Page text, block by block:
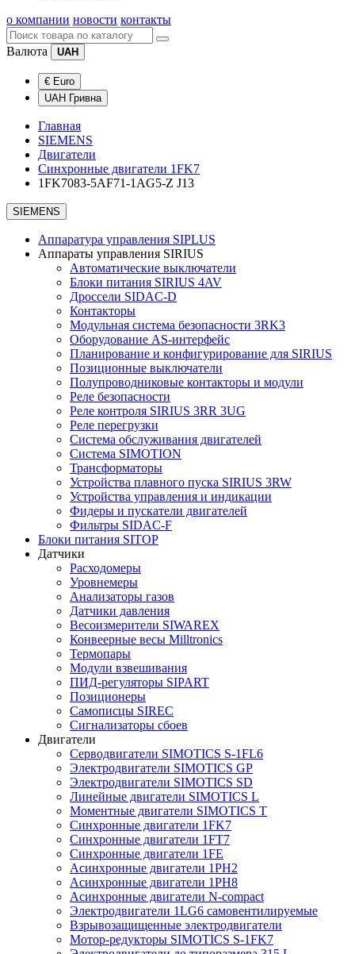
о компании новости контакты
Валюта UAH
€ Euro
UAH Гривна
Главная
SIEMENS
Двигатели
Синхронные двигатели 1FK7
1FK7083-5AF71-1AG5-Z J13
SIEMENS
Аппаратура управления SIPLUS
Аппараты управления SIRIUS
Автоматические выключатели
Блоки питания SIRIUS 4AV
Дроссели SIDAC-D
Контакторы
Модульная система безопасности 3RK3
Оборудование AS-интерфейс
Планирование и конфигурирование для SIRIUS
Позиционные выключатели
Полупроводниковые контакторы и модули
Реле безопасности
Реле контроля SIRIUS 3RR 3UG
Реле перегрузки
Сиcтема обслуживания двигателей
Система SIMOTION
Трансформаторы
Устройства плавного пуска SIRIUS 3RW
Устройства управления и индикации
Фидеры и пускатели двигателей
Фильтры SIDAC-F
Блоки питания SITOP
Датчики
Расходомеры
Уровнемеры
Анализаторы газов
Датчики давления
Весоизмерители SIWAREX
Конвеерные весы Milltronics
Термопары
Модули взвешивания
ПИД-регуляторы SIPART
Позиционеры
Самописцы SIREC
Сигнализаторы сбоев
Двигатели
Серводвигатели SIMOTICS S-1FL6
Электродвигатели SIMOTICS GP
Электродвигатели SIMOTICS SD
Линейные двигатели SIMOTICS L
Моментные двигатели SIMOTICS T
Синхронные двигатели 1FK7
Синхронные двигатели 1FT7
Синхронные двигатели 1FE
Асинхронные двигатели 1PH2
Асинхронные двигатели 1PH8
Асинхронные двигатели N-compact
Электродвигатели 1LG6 cамовентилируемые
Взрывозащищенные электродвигатели
Мотор-редукторы SIMOTICS S-1FK7